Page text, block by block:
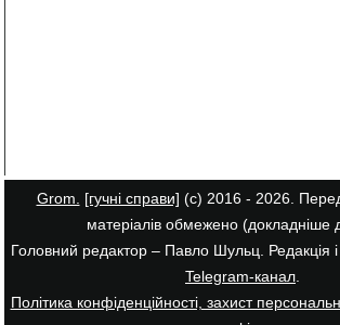
Grom. [гучні справи] (с) 2016 - 2026.
матеріалів обмежено (докладніше
Головний редактор – Павло Шульц. Редакція і
Telegram-канал
Політика конфіденційності, захист